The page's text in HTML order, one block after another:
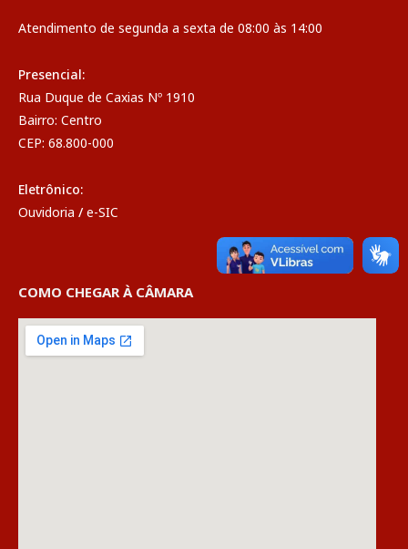
Atendimento de segunda a sexta de 08:00 às 14:00
Presencial:
Rua Duque de Caxias Nº 1910
Bairro: Centro
CEP: 68.800-000
Eletrônico:
Ouvidoria / e-SIC
COMO CHEGAR À CÂMARA